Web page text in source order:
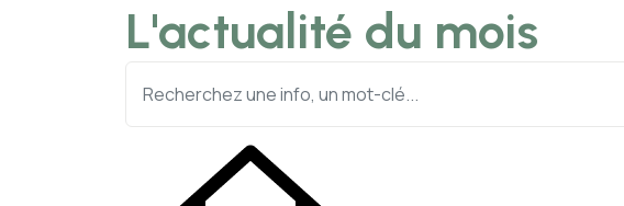
L'actualité du mois